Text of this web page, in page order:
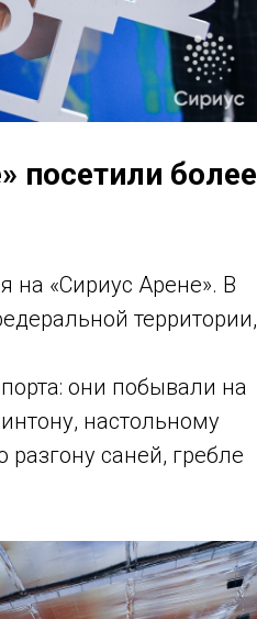
посетили более
на «Сириус Арене». В
территории,
они побывали на
настольному
разгону саней, гребле